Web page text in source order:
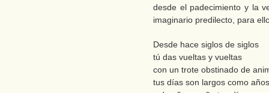
desde el padecimiento y la
imaginario predilecto, para
Desde hace siglos de siglos
tú das vueltas y vueltas
con un trote obstinado de
tus días son largos como años